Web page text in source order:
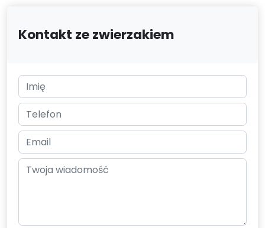
Kontakt ze zwierzakiem